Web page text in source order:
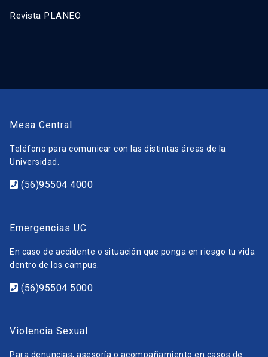
Revista PLANEO
Mesa Central
Teléfono para comunicar con las distintas áreas de la
Universidad.
(56)95504 4000
Emergencias UC
En caso de accidente o situación que ponga en riesgo tu vida
dentro de los campus.
(56)95504 5000
Violencia Sexual
Para denuncias, asesoría o acompañamiento en casos de